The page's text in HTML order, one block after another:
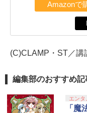
Amazonで
(C)CLAMP・ST／講
編集部のおすすめ記
エンタ
「魔